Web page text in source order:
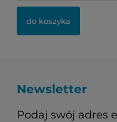
do koszyka
Newsletter
Podaj swój adres